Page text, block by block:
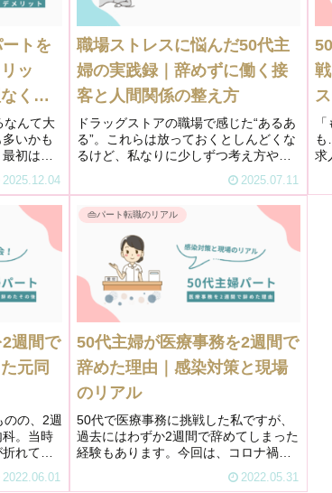
トを
ッ
く働
なんて大
いかも
初は
の間で揺
めたいと
て次...
2025.12.04
職場ストレスに悩んだ50代主
婦の実践録｜辞めずに働く接
客と人間関係の整え方
ドラッグストアの職場で感じた“あるあ
る”。これらは放っておくとしんどくな
るけど、私なりに少しずつ考え方や対
からないけど、「ACT」や「アサーシ
ョン」の考え方が、私の日々の小さな
選択に役立っている気がします。...
2025.07.11
も
求
週間で
元同
の、2週
。当時
れてし
半年後、
2022.06.01
👜パート転職のリアル
50代主婦が医療事務を2週間で
辞めた理由｜感染対策と現場
のリアル
50代で医療事務に挑戦した私ですが、
過去にはわずか2週間で辞めてしまった
経験もあります。今回は、コロナ禍と
ら働いた循環器内科での体験談です。
2022.05.31